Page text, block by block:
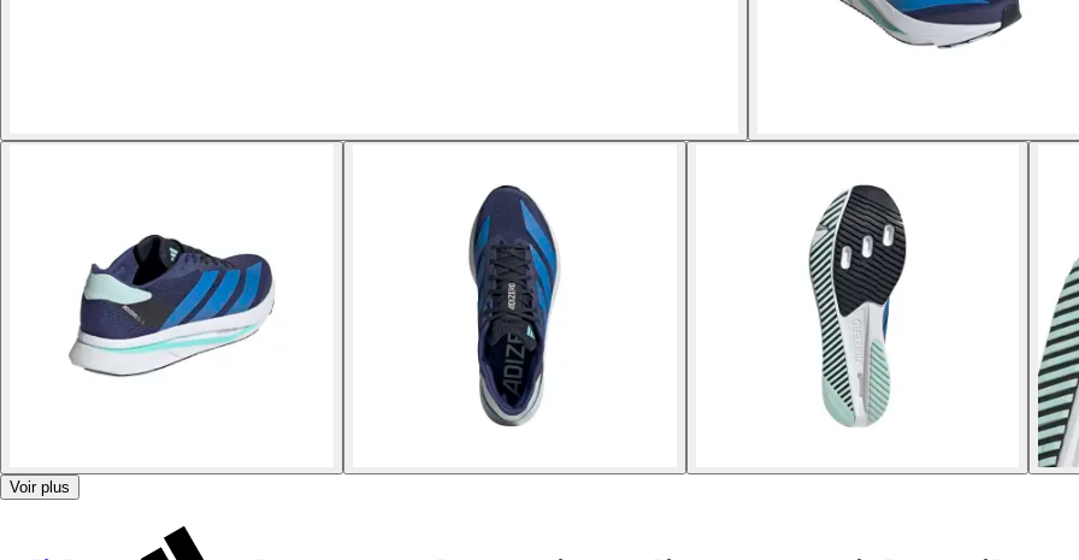
Voir plus